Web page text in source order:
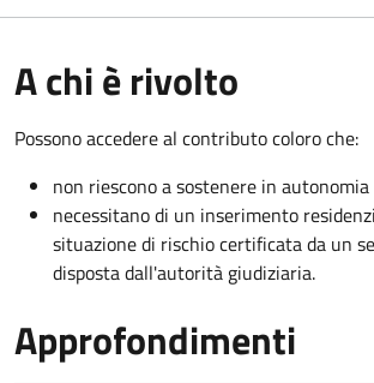
A chi è rivolto
Possono accedere al contributo coloro che:
non riescono a sostenere in
necessitano di un inserimento
situazione di rischio certificata da un
disposta dall'autorità giudiziaria.
Approfondimenti